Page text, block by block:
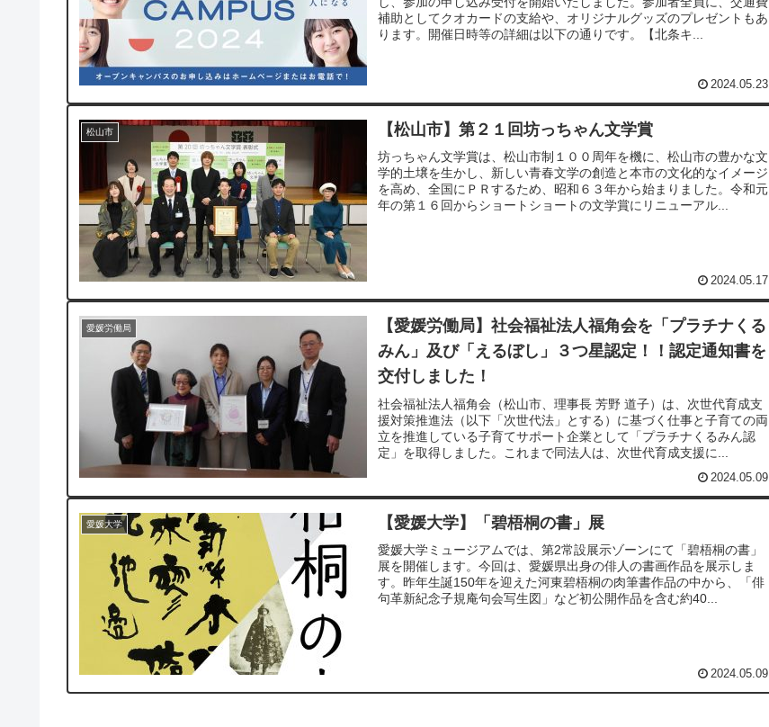
補助としてクオカードの支給や、オリジナルグッズのプレゼントもあ
ります。開催日時等の詳細は以下の通りです。【北条キ...
2024.05.23
松山市 【松山市】第２１回坊っちゃん文学賞
坊っちゃん文学賞は、松山市制１００周年を機に、松山市の豊かな文
学的土壌を生かし、新しい青春文学の創造と本市の文化的なイメージ
を高め、全国にＰＲするため、昭和６３年から始まりました。令和元
年の第１６回からショートショートの文学賞にリニューアル...
2024.05.17
愛媛労働局
【愛媛労働局】社会福祉法人福角会を「プラチナくる
みん」及び「えるぼし」３つ星認定！！認定通知書を
交付しました！
社会福祉法人福角会（松山市、理事長 芳野 道子）は、次世代育成支
援対策推進法（以下「次世代法」とする）に基づく仕事と子育ての両
立を推進している子育てサポート企業として「プラチナくるみん認
定」を取得しました。これまで同法人は、次世代育成支援に...
2024.05.09
愛媛大学 【愛媛大学】「碧梧桐の書」展
愛媛大学ミュージアムでは、第2常設展示ゾーンにて「碧梧桐の書」
展を開催します。今回は、愛媛県出身の俳人の書画作品を展示しま
す。昨年生誕150年を迎えた河東碧梧桐の肉筆書作品の中から、「俳
句革新紀念子規庵句会写生図」など初公開作品を含む約40...
2024.05.09